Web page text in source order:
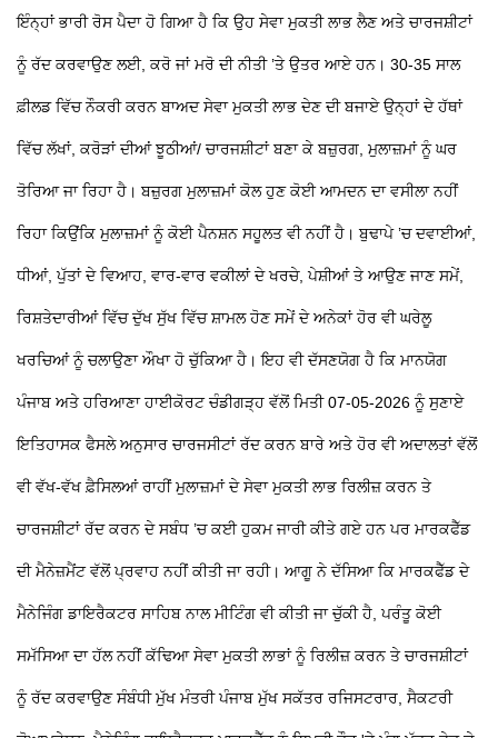
ਇੰਨ੍ਹਾਂ ਭਾਰੀ ਰੋਸ ਪੈਦਾ ਹੋ ਗਿਆ ਹੈ ਕਿ ਉਹ ਸੇਵਾ ਮੁਕਤੀ ਲਾਭ ਲੈਣ ਅਤੇ ਚਾਰਜਸ਼ੀਟਾਂ
ਨੂੰ ਰੱਦ ਕਰਵਾਉਣ ਲਈ, ਕਰੋ ਜਾਂ ਮਰੋ ਦੀ ਨੀਤੀ ’ਤੇ ਉਤਰ ਆਏ ਹਨ। 30-35 ਸਾਲ
ਫ਼ੀਲਡ ਵਿੱਚ ਨੌਕਰੀ ਕਰਨ ਬਾਅਦ ਸੇਵਾ ਮੁਕਤੀ ਲਾਭ ਦੇਣ ਦੀ ਬਜਾਏ ਉਨ੍ਹਾਂ ਦੇ ਹੱਥਾਂ
ਵਿੱਚ ਲੱਖਾਂ, ਕਰੋੜਾਂ ਦੀਆਂ ਝੂਠੀਆਂ/ ਚਾਰਜਸ਼ੀਟਾਂ ਬਣਾ ਕੇ ਬਜ਼ੁਰਗ, ਮੁਲਾਜ਼ਮਾਂ ਨੂੰ ਘਰ
ਤੋਰਿਆ ਜਾ ਰਿਹਾ ਹੈ। ਬਜ਼ੁਰਗ ਮੁਲਾਜ਼ਮਾਂ ਕੋਲ ਹੁਣ ਕੋਈ ਆਮਦਨ ਦਾ ਵਸੀਲਾ ਨਹੀਂ
ਰਿਹਾ ਕਿਉਂਕਿ ਮੁਲਾਜ਼ਮਾਂ ਨੂੰ ਕੋਈ ਪੈਨਸ਼ਨ ਸਹੂਲਤ ਵੀ ਨਹੀਂ ਹੈ। ਬੁਢਾਪੇ ’ਚ ਦਵਾਈਆਂ,
ਧੀਆਂ, ਪੁੱਤਾਂ ਦੇ ਵਿਆਹ, ਵਾਰ-ਵਾਰ ਵਕੀਲਾਂ ਦੇ ਖਰਚੇ, ਪੇਸ਼ੀਆਂ ਤੇ ਆਉਣ ਜਾਣ ਸਮੇਂ,
ਰਿਸ਼ਤੇਦਾਰੀਆਂ ਵਿੱਚ ਦੁੱਖ ਸੁੱਖ ਵਿੱਚ ਸ਼ਾਮਲ ਹੋਣ ਸਮੇਂ ਦੇ ਅਨੇਕਾਂ ਹੋਰ ਵੀ ਘਰੇਲੂ
ਖਰਚਿਆਂ ਨੂੰ ਚਲਾਉਣਾ ਔਖਾ ਹੋ ਚੁੱਕਿਆ ਹੈ। ਇਹ ਵੀ ਦੱਸਣਯੋਗ ਹੈ ਕਿ ਮਾਨਯੋਗ
ਪੰਜਾਬ ਅਤੇ ਹਰਿਆਣਾ ਹਾਈਕੋਰਟ ਚੰਡੀਗੜ੍ਹ ਵੱਲੋਂ ਮਿਤੀ 07-05-2026 ਨੂੰ ਸੁਣਾਏ
ਇਤਿਹਾਸਕ ਫੈਸਲੇ ਅਨੁਸਾਰ ਚਾਰਜਸੀਟਾਂ ਰੱਦ ਕਰਨ ਬਾਰੇ ਅਤੇ ਹੋਰ ਵੀ ਅਦਾਲਤਾਂ ਵੱਲੋਂ
ਵੀ ਵੱਖ-ਵੱਖ ਫ਼ੈਸਿਲਆਂ ਰਾਹੀਂ ਮੁਲਾਜ਼ਮਾਂ ਦੇ ਸੇਵਾ ਮੁਕਤੀ ਲਾਭ ਰਿਲੀਜ਼ ਕਰਨ ਤੇ
ਚਾਰਜਸ਼ੀਟਾਂ ਰੱਦ ਕਰਨ ਦੇ ਸਬੰਧ ’ਚ ਕਈ ਹੁਕਮ ਜਾਰੀ ਕੀਤੇ ਗਏ ਹਨ ਪਰ ਮਾਰਕਫੈੱਡ
ਦੀ ਮੈਨੇਜ਼ਮੈਂਟ ਵੱਲੋਂ ਪ੍ਰਵਾਹ ਨਹੀਂ ਕੀਤੀ ਜਾ ਰਹੀ। ਆਗੂ ਨੇ ਦੱਸਿਆ ਕਿ ਮਾਰਕਫੈੱਡ ਦੇ
ਮੈਨੇਜਿੰਗ ਡਾਇਰੈਕਟਰ ਸਾਹਿਬ ਨਾਲ ਮੀਟਿੰਗ ਵੀ ਕੀਤੀ ਜਾ ਚੁੱਕੀ ਹੈ, ਪਰੰਤੂ ਕੋਈ
ਸਮੱਸਿਆ ਦਾ ਹੱਲ ਨਹੀਂ ਕੱਢਿਆ ਸੇਵਾ ਮੁਕਤੀ ਲਾਭਾਂ ਨੂੰ ਰਿਲੀਜ਼ ਕਰਨ ਤੇ ਚਾਰਜਸ਼ੀਟਾਂ
ਨੂੰ ਰੱਦ ਕਰਵਾਉਣ ਸੰਬੰਧੀ ਮੁੱਖ ਮੰਤਰੀ ਪੰਜਾਬ ਮੁੱਖ ਸਕੱਤਰ ਰਜਿਸਟਰਾਰ, ਸੈਕਟਰੀ